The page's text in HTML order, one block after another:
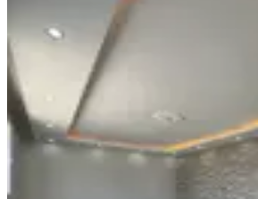
23.000 ₺